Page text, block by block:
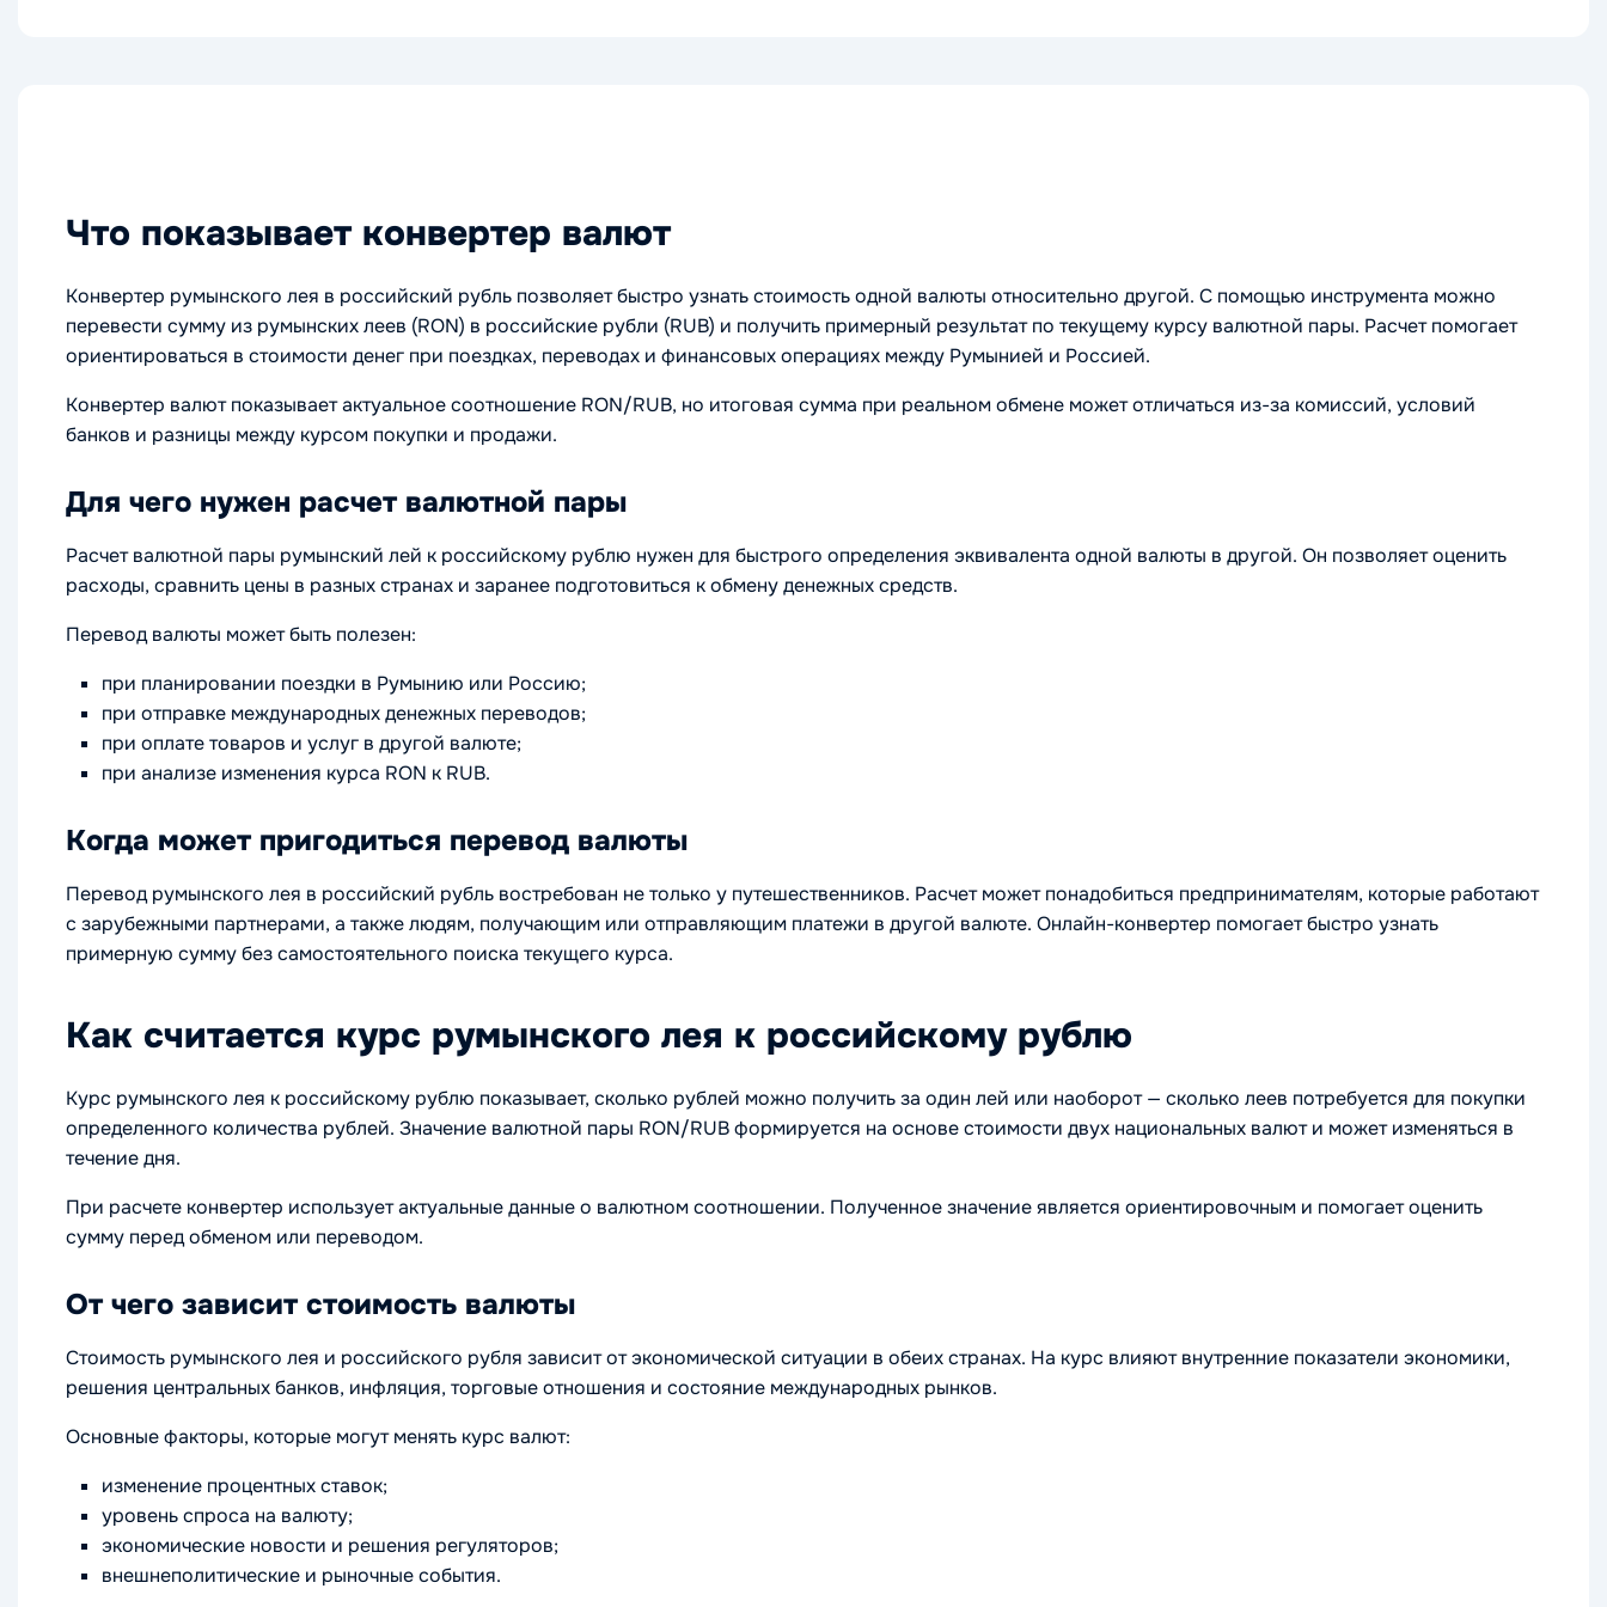
Что показывает конвертер валют
Конвертер румынского лея в российский рубль позволяет быстро узнать стоимость одной валюты относительно другой. С помощью инструмента можно
перевести сумму из румынских леев (RON) в российские рубли (RUB) и получить примерный результат по текущему курсу валютной пары. Расчет помогает
ориентироваться в стоимости денег при поездках, переводах и финансовых операциях между Румынией и Россией.
Конвертер валют показывает актуальное соотношение RON/RUB, но итоговая сумма при реальном обмене может отличаться из-за комиссий, условий
банков и разницы между курсом покупки и продажи.
Для чего нужен расчет валютной пары
Расчет валютной пары румынский лей к российскому рублю нужен для быстрого определения эквивалента одной валюты в другой. Он позволяет оценить
расходы, сравнить цены в разных странах и заранее подготовиться к обмену денежных средств.
Перевод валюты может быть полезен:
при планировании поездки в Румынию или Россию;
при отправке международных денежных переводов;
при оплате товаров и услуг в другой валюте;
при анализе изменения курса RON к RUB.
Когда может пригодиться перевод валюты
Перевод румынского лея в российский рубль востребован не только у путешественников. Расчет может понадобиться предпринимателям, которые работают
с зарубежными партнерами, а также людям, получающим или отправляющим платежи в другой валюте. Онлайн-конвертер помогает быстро узнать
примерную сумму без самостоятельного поиска текущего курса.
Как считается курс румынского лея к российскому рублю
Курс румынского лея к российскому рублю показывает, сколько рублей можно получить за один лей или наоборот — сколько леев потребуется для покупки
определенного количества рублей. Значение валютной пары RON/RUB формируется на основе стоимости двух национальных валют и может изменяться в
течение дня.
При расчете конвертер использует актуальные данные о валютном соотношении. Полученное значение является ориентировочным и помогает оценить
сумму перед обменом или переводом.
От чего зависит стоимость валюты
Стоимость румынского лея и российского рубля зависит от экономической ситуации в обеих странах. На курс влияют внутренние показатели экономики,
решения центральных банков, инфляция, торговые отношения и состояние международных рынков.
Основные факторы, которые могут менять курс валют:
изменение процентных ставок;
уровень спроса на валюту;
экономические новости и решения регуляторов;
внешнеполитические и рыночные события.